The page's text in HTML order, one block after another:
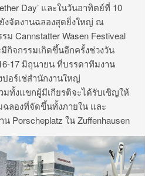
Day’ และในวันอาทิตย์ที่ 10
งจัดงานฉลองสุดยิ่งใหญ่ ณ
ม Cannstatter Wasen Festiveal
กิจกรรมเกิดขึ้นอีกครั้งช่วงวัน
17 มิถุนายน ที่บรรดาทีมงาน
อร์เช่สำนักงานใหญ่
มทั้งแขกผู้มีเกียรติจะได้รับเชิญให้
ฉลองที่จัดขึ้นทั้งภายใน และ
Porscheplatz ใน Zuffenhausen